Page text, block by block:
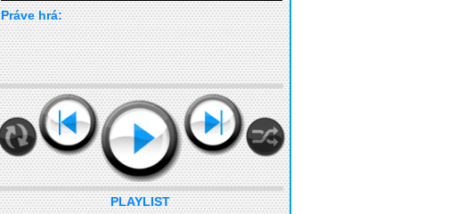
Práve hrá:
PLAYLIST